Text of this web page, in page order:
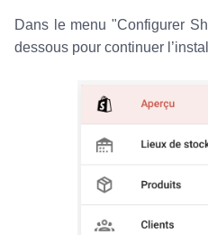
Dans le menu "Configurer
dessous pour continuer